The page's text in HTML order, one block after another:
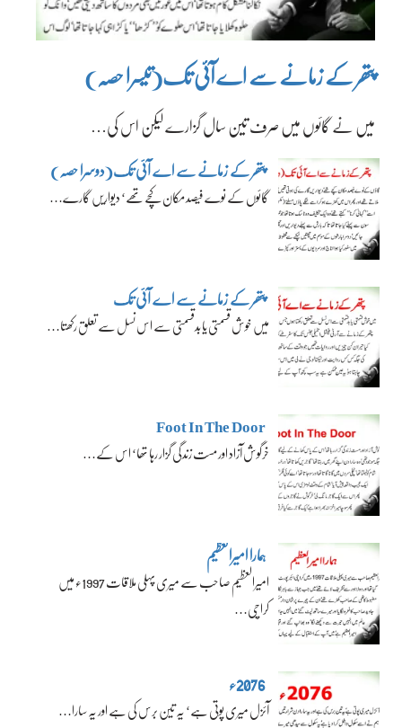
پتھر کے زمانے سے اے آئی تک(تیسرا حصہ)
میں نے گائوں میں صرف تین سال گزارے لیکن اس کی…
پتھر کے زمانے سے اے آئی تک(دوسرا حصہ)
گائوں کے نوے فیصد مکان کچے تھے‘ دیواریں گارے…
پتھر کے زمانے سے اے آئی تک
میں خوش قسمتی یا بدقسمتی سے اس نسل سے تعلق رکھتا…
Foot In The Door
خرگوش آزاد اور مست زندگی گزار رہا تھا‘ اس کے…
ہمارا امیرالعظیم
امیرالعظیم صاحب سے میری پہلی ملاقات 1997ء میں
کراچی…
2076ء
آئزل میری پوتی ہے‘ یہ تین برس کی ہے اور یہ سارا…